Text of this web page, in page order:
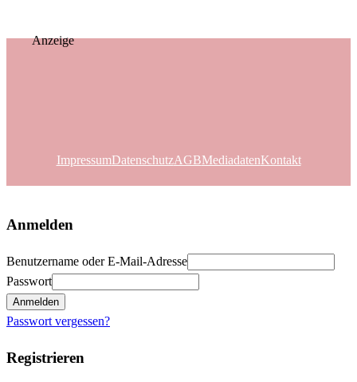
Anzeige
ImpressumDatenschutzAGBMediadatenKontakt
Anmelden
Benutzername oder E-Mail-Adresse
Passwort
Anmelden
Passwort vergessen?
Registrieren